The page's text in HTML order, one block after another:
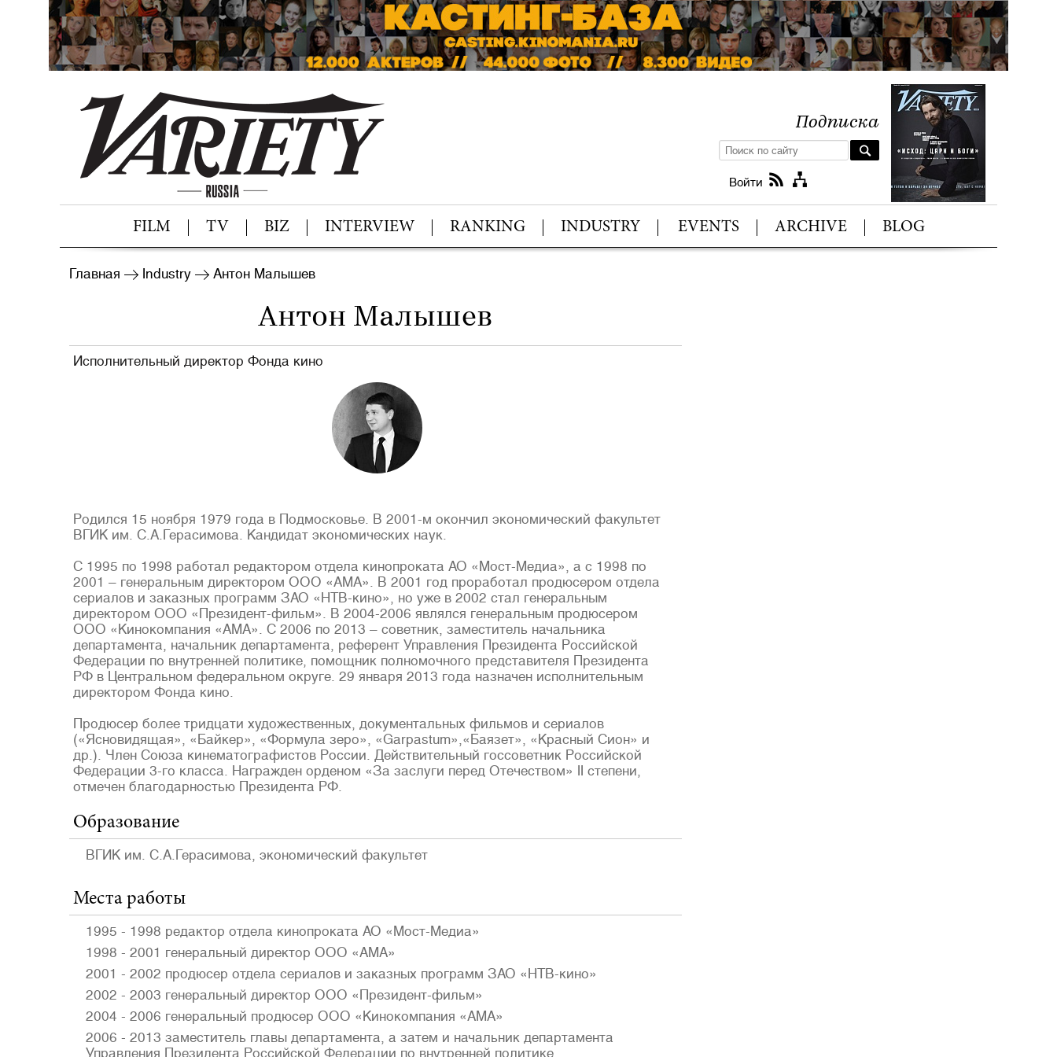
Подписка
Войти
FILM TV BIZ INTERVIEW RANKING INDUSTRY EVENTS ARCHIVE BLOG
Главная Industry Антон Малышев
Антон Малышев
Исполнительный директор Фонда кино
Родился 15 ноября 1979 года в Подмосковье. В 2001-м окончил экономический факультет
ВГИК им. С.А.Герасимова. Кандидат экономических наук.
С 1995 по 1998 работал редактором отдела кинопроката АО «Мост-Медиа», а с 1998 по
2001 – генеральным директором ООО «АМА». В 2001 год проработал продюсером отдела
сериалов и заказных программ ЗАО «НТВ-кино», но уже в 2002 стал генеральным
директором ООО «Президент-фильм». В 2004-2006 являлся генеральным продюсером
ООО «Кинокомпания «АМА». С 2006 по 2013 – советник, заместитель начальника
департамента, начальник департамента, референт Управления Президента Российской
Федерации по внутренней политике, помощник полномочного представителя Президента
РФ в Центральном федеральном округе. 29 января 2013 года назначен исполнительным
директором Фонда кино.
Продюсер более тридцати художественных, документальных фильмов и сериалов
(«Ясновидящая», «Байкер», «Формула зеро», «Garpastum»,«Баязет», «Красный Сион» и
др.). Член Союза кинематографистов России. Действительный госсоветник Российской
Федерации 3-го класса. Награжден орденом «За заслуги перед Отечеством» II степени,
отмечен благодарностью Президента РФ.
Образование
ВГИК им. С.А.Герасимова, экономический факультет
Места работы
1995 - 1998 редактор отдела кинопроката АО «Мост-Медиа»
1998 - 2001 генеральный директор ООО «АМА»
2001 - 2002 продюсер отдела сериалов и заказных программ ЗАО «НТВ-кино»
2002 - 2003 генеральный директор ООО «Президент-фильм»
2004 - 2006 генеральный продюсер ООО «Кинокомпания «АМА»
2006 - 2013 заместитель главы департамента, а затем и начальник департамента
Управления Президента Российской Федерации по внутренней политике